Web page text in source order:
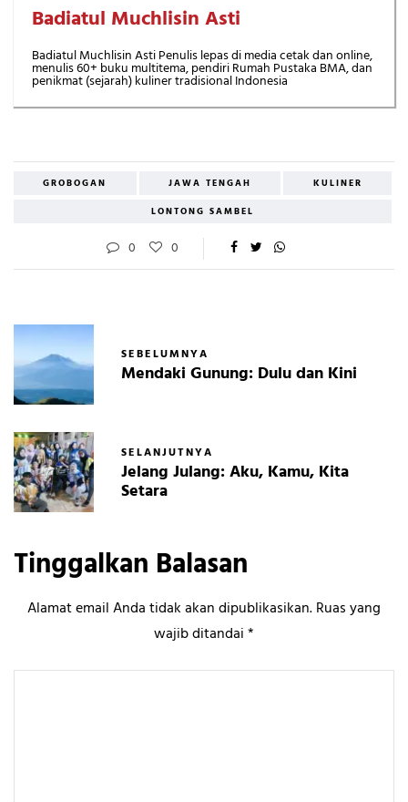
Badiatul Muchlisin Asti
Badiatul Muchlisin Asti Penulis lepas di media cetak dan online,
menulis 60+ buku multitema, pendiri Rumah Pustaka BMA, dan
penikmat (sejarah) kuliner tradisional Indonesia
GROBOGAN JAWA TENGAH
KULINER
LONTONG SAMBEL
0 0
SEBELUMNYA
Mendaki Gunung: Dulu dan Kini
SELANJUTNYA
Jelang Julang: Aku, Kamu, Kita
Setara
Tinggalkan Balasan
Alamat email Anda tidak akan dipublikasikan.Ruas yang
wajib ditandai*